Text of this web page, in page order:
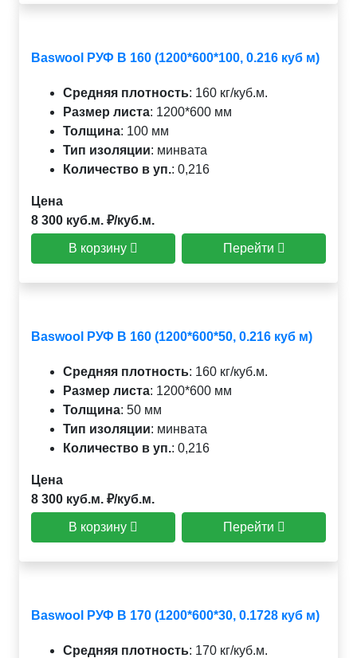
Baswool РУФ В 160 (1200*600*100, 0.216 куб м)
Средняя плотность: 160 кг/куб.м.
Размер листа: 1200*600 мм
Толщина: 100 мм
Тип изоляции: минвата
Количество в уп.: 0,216
Цена
8 300 куб.м. ₽/куб.м.
В корзину Перейти
Baswool РУФ В 160 (1200*600*50, 0.216 куб м)
Средняя плотность: 160 кг/куб.м.
Размер листа: 1200*600 мм
Толщина: 50 мм
Тип изоляции: минвата
Количество в уп.: 0,216
Цена
8 300 куб.м. ₽/куб.м.
В корзину Перейти
Baswool РУФ В 170 (1200*600*30, 0.1728 куб м)
Средняя плотность: 170 кг/куб.м.